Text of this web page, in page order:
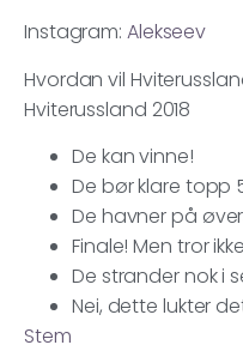
Instagram: Alekseev
Hvordan vil
Hviterussland 2018
De kan vinne!
De bør klare topp
De havner på
Finale! Men tror
De strander nok i
Nei, dette lukter
Stem